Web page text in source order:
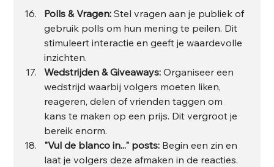
Polls & Vragen: Stel vragen aan je publiek of
gebruik polls om hun mening te peilen. Dit
stimuleert interactie en geeft je waardevolle
inzichten.
Wedstrijden & Giveaways: Organiseer een
wedstrijd waarbij volgers moeten liken,
reageren, delen of vrienden taggen om
kans te maken op een prijs. Dit vergroot je
bereik enorm.
"Vul de blanco in..." posts: Begin een zin en
laat je volgers deze afmaken in de reacties.